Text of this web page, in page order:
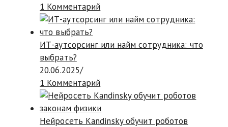
1 Комментарий
ИТ-аутсорсинг или найм сотрудника: что
выбрать?
20.06.2025/
1 Комментарий
Нейросеть Kandinsky обучит роботов